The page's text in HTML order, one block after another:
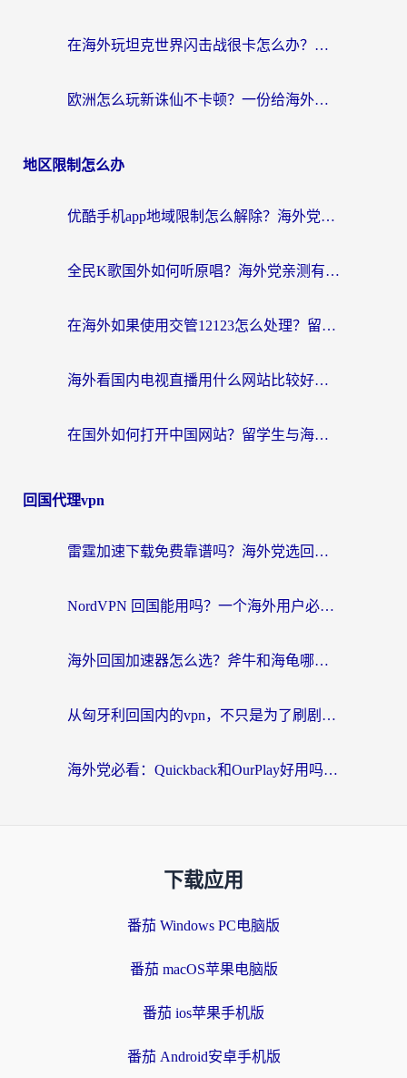
在海外玩坦克世界闪击战很卡怎么办？老玩家亲测有效的加速器选择指南
欧洲怎么玩新诛仙不卡顿？一份给海外游子的国服游戏畅玩指南
地区限制怎么办
优酷手机app地域限制怎么解除？海外党亲测有效的追剧方案
全民K歌国外如何听原唱？海外党亲测有效的回国加速器选择指南
在海外如果使用交管12123怎么处理？留学生亲测有效的回国加速方案
海外看国内电视直播用什么网站比较好？一篇解决你所有追剧难题的实用指南
在国外如何打开中国网站？留学生与海外华人的无缝访问指南
回国代理vpn
雷霆加速下载免费靠谱吗？海外党选回国加速器的避坑指南（附热门工具对比）
NordVPN 回国能用吗？一个海外用户必须面对的真实困境
海外回国加速器怎么选？斧牛和海龟哪个好？一篇帮你避开坑的实用指南
从匈牙利回国内的vpn，不只是为了刷剧那么简单
海外党必看：Quickback和OurPlay好用吗？3分钟选对回国加速器，无缝刷剧玩游戏
下载应用
番茄 Windows PC电脑版
番茄 macOS苹果电脑版
番茄 ios苹果手机版
番茄 Android安卓手机版